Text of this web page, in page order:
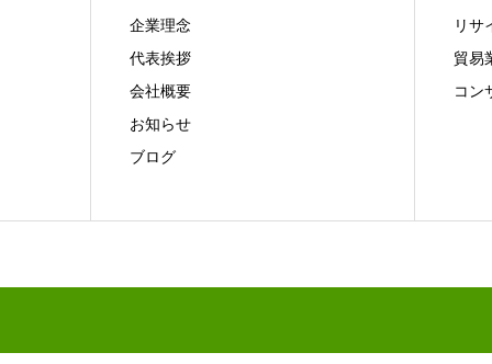
企業理念
代表挨拶
会社概要
お知らせ
ブログ
リサ
貿易
コン